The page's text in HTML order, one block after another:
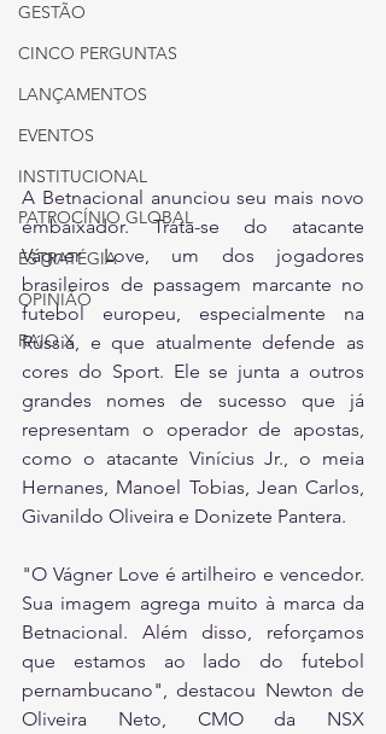
GESTÃO
CINCO PERGUNTAS
LANÇAMENTOS
EVENTOS
INSTITUCIONAL
PATROCÍNIO GLOBAL
ESTRATÉGIA
OPINIÃO
RAIO X
A Betnacional anunciou seu mais novo
embaixador. Trata-se do atacante
Vágner Love, um dos jogadores
brasileiros de passagem marcante no
futebol europeu, especialmente na
Rússia, e que atualmente defende as
cores do Sport. Ele se junta a outros
grandes nomes de sucesso que já
representam o operador de apostas,
como o atacante Vinícius Jr., o meia
Hernanes, Manoel Tobias, Jean Carlos,
Givanildo Oliveira e Donizete Pantera.
"O Vágner Love é artilheiro e vencedor.
Sua imagem agrega muito à marca da
Betnacional. Além disso, reforçamos
que estamos ao lado do futebol
pernambucano", destacou Newton de
Oliveira Neto, CMO da NSX